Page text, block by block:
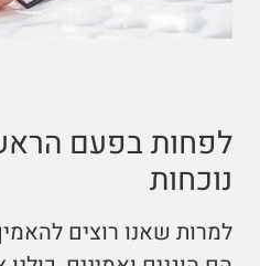
לפחות בפעם
נוכחות
למרות שאנו רוצים